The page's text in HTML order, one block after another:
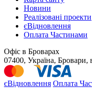
Новини
Реалізовані проекти
єВідновлення
Оплата Частинами
Офіс в Броварах
07400, Україна, Бровари,
єВідновлення Оплата